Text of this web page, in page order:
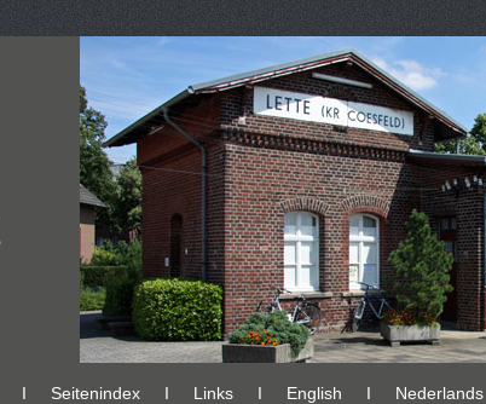
Ι Seitenindex Ι Links Ι English Ι Nederlands